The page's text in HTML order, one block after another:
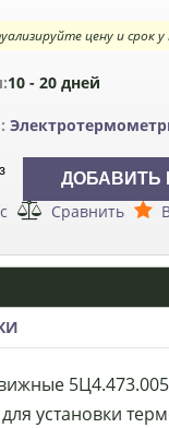
цену и срок
10 - 20 дней
Сравнить
установки